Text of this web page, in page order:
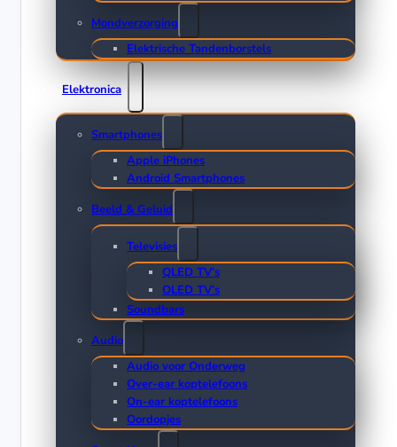
Mondverzorging
Elektrische Tandenborstels
Elektronica
Smartphones
Apple iPhones
Android Smartphones
Beeld & Geluid
Televisies
QLED TV’s
OLED TV’s
Soundbars
Audio
Audio voor Onderweg
Over-ear koptelefoons
On-ear koptelefoons
Oordopjes